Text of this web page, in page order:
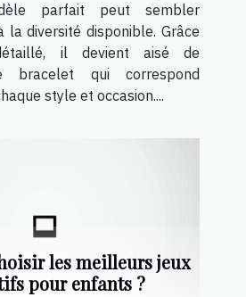
parfait peut sembler
la diversité disponible. Grâce
il devient aisé de
bracelet qui correspond
style et occasion....
les meilleurs jeux
pour enfants ?